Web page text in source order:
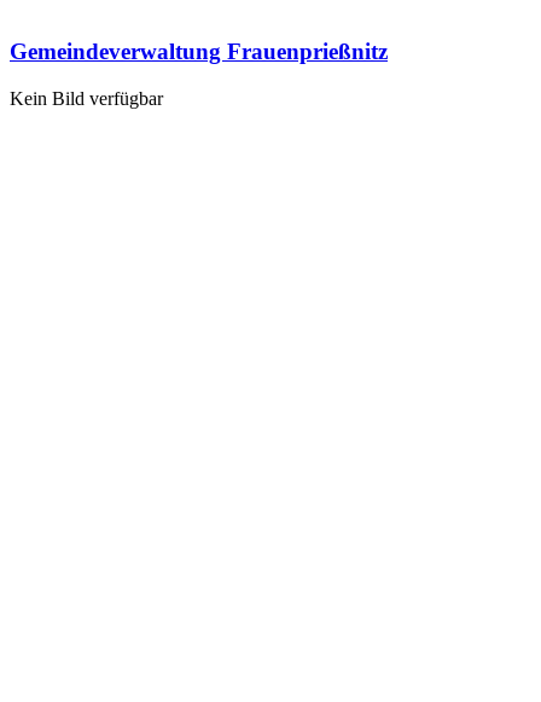
Gemeindeverwaltung Frauenprießnitz
Kein Bild verfügbar